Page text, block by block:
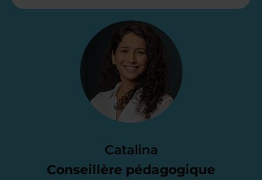
Catalina
Conseillère pédagogique
Étape 2
Je vous envoie une
proposition
d’accompagnement
parfait. À partir de maintenant nous
nous occupons de tout.